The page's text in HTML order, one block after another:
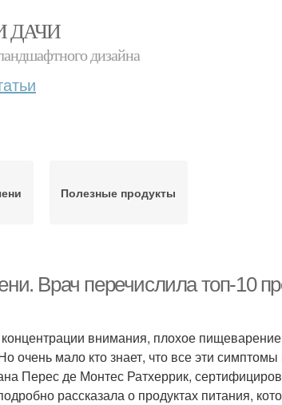
ДАЧИ
дизайна
Полезные продукты
Врач перечислила топ-10
внимания, плохое
очень мало кто знает, что все эти
Перес де Монтес Ратхеррик,
рассказала о продуктах питания,